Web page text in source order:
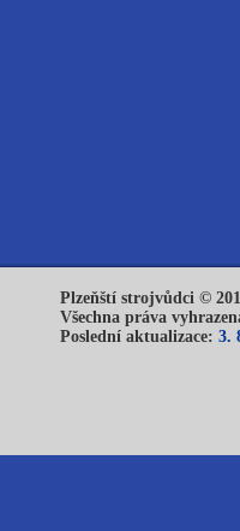
Plzeňští strojvůdci ©
Všechna práva
Poslední aktualizace: 3.